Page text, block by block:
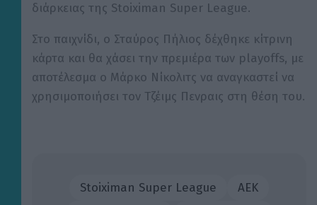
διάρκειας της Stoiximan Super League.
Στο παιχνίδι, ο Σταύρος Πήλιος δέχθηκε κίτρινη
κάρτα και θα χάσει την πρεμιέρα των playoffs, με
αποτέλεσμα ο Μάρκο Νίκολιτς να αναγκαστεί να
χρησιμοποιήσει τον Τζέιμς Πενραις στη θέση του.
Stoiximan Super League
ΑΕΚ